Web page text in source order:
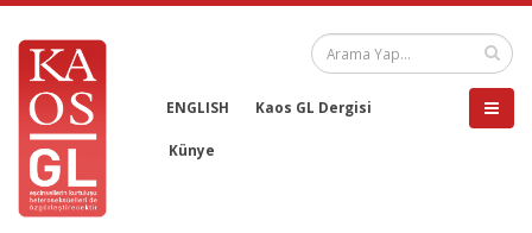
ENGLISH Kaos GL Dergisi
Künye